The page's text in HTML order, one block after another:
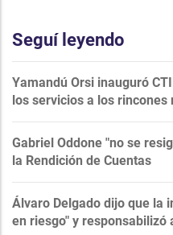
Seguí leyendo
Yamandú Orsi inauguró
los servicios a los rincones
Gabriel Oddone "no se
la Rendición de Cuentas
Álvaro Delgado dijo que la
en riesgo" y responsabilizó